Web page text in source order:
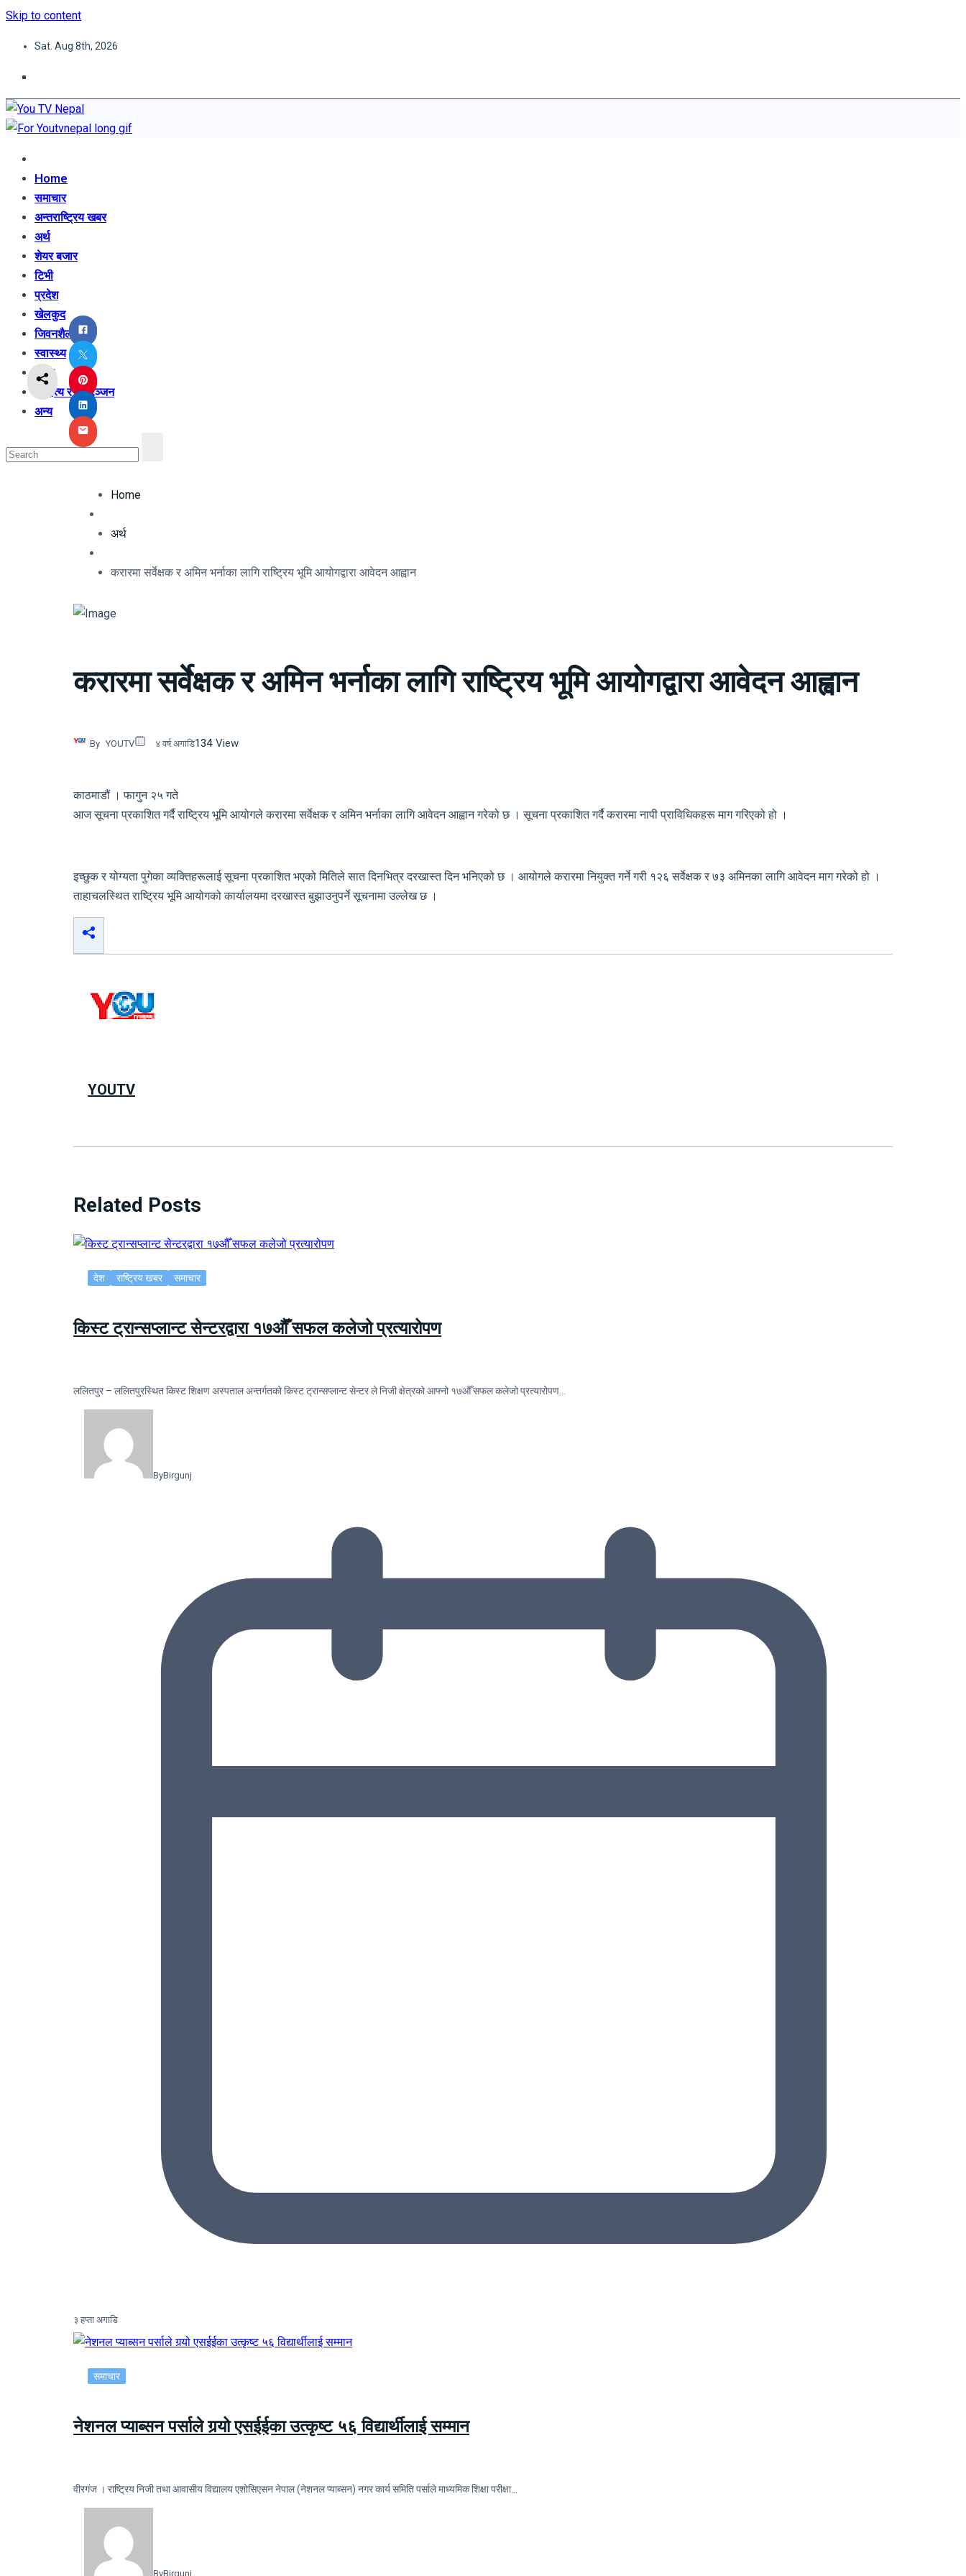
Skip to content
Sat. Aug 8th, 2026
Home
समाचार
अन्तराष्ट्रिय खबर
अर्थ
शेयर बजार
टिभी
प्रदेश
खेलकुद
जिवनशैली
स्वास्थ्य
शिक्षा
साहित्य र मनोरञ्जन
अन्य
Home
अर्थ
करारमा सर्वेक्षक र अमिन भर्नाका लागि राष्ट्रिय भूमि आयोगद्वारा आवेदन आह्वान
करारमा सर्वेक्षक र अमिन भर्नाका लागि राष्ट्रिय भूमि आयोगद्वारा आवेदन आह्वान
By YOUTV ४ वर्ष अगाडि134 View
काठमाडौं । फागुन २५ गते
आज सूचना प्रकाशित गर्दै राष्ट्रिय भूमि आयोगले करारमा सर्वेक्षक र अमिन भर्नाका लागि आवेदन आह्वान गरेको छ । सूचना प्रकाशित गर्दै करारमा नापी प्राविधिकहरू माग गरिएको हो ।
इच्छुक र योग्यता पुगेका व्यक्तिहरूलाई सूचना प्रकाशित भएको मितिले सात दिनभित्र दरखास्त दिन भनिएको छ । आयोगले करारमा नियुक्त गर्ने गरी १२६ सर्वेक्षक र ७३ अमिनका लागि आवेदन माग गरेको हो ।
ताहाचलस्थित राष्ट्रिय भूमि आयोगको कार्यालयमा दरखास्त बुझाउनुपर्ने सूचनामा उल्लेख छ ।
YOUTV
Related Posts
देश राष्ट्रिय खबर समाचार
किस्ट ट्रान्सप्लान्ट सेन्टरद्वारा १७औँ सफल कलेजो प्रत्यारोपण
ललितपुर – ललितपुरस्थित किस्ट शिक्षण अस्पताल अन्तर्गतको किस्ट ट्रान्सप्लान्ट सेन्टर ले निजी क्षेत्रको आफ्नो १७औँ सफल कलेजो प्रत्यारोपण…
ByBirgunj
३ हप्ता अगाडि
समाचार
नेशनल प्याब्सन पर्साले गर्‍यो एसईईका उत्कृष्ट ५६ विद्यार्थीलाई सम्मान
वीरगंज । राष्ट्रिय निजी तथा आवासीय विद्यालय एशोसिएसन नेपाल (नेशनल प्याब्सन) नगर कार्य समिति पर्साले माध्यमिक शिक्षा परीक्षा…
ByBirgunj